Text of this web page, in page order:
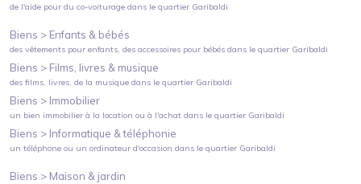
de l'aide pour du co-voiturage dans le quartier Garibaldi
Biens > Enfants & bébés
des vêtements pour enfants, des accessoires pour bébés dans le quartier Garibaldi
Biens > Films, livres & musique
des films, livres, de la musique dans le quartier Garibaldi
Biens > Immobilier
un bien immobilier à la location ou à l'achat dans le quartier Garibaldi
Biens > Informatique & téléphonie
un téléphone ou un ordinateur d'occasion dans le quartier Garibaldi
Biens > Maison & jardin